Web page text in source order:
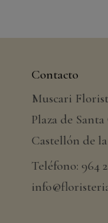
Contacto
Muscari
Plaza de
Castellón de
Teléfono: 964